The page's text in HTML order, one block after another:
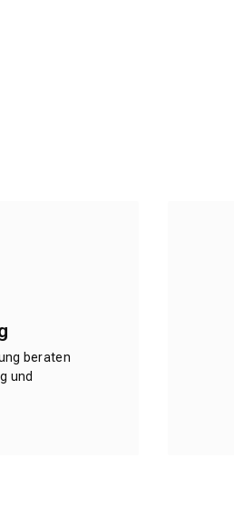
beraten
und